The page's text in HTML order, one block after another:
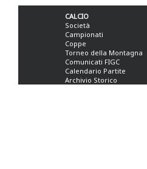
CALCIO
Società
Campionati
Coppe
Torneo della Montagna
Comunicati FIGC
Calendario Partite
Archivio Storico